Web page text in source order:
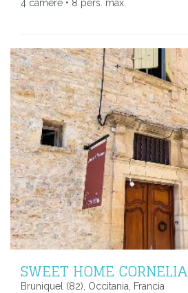
4 camere • 8 pers. max.
SWEET HOME CORNELIA
Bruniquel (82), Occitania, Francia